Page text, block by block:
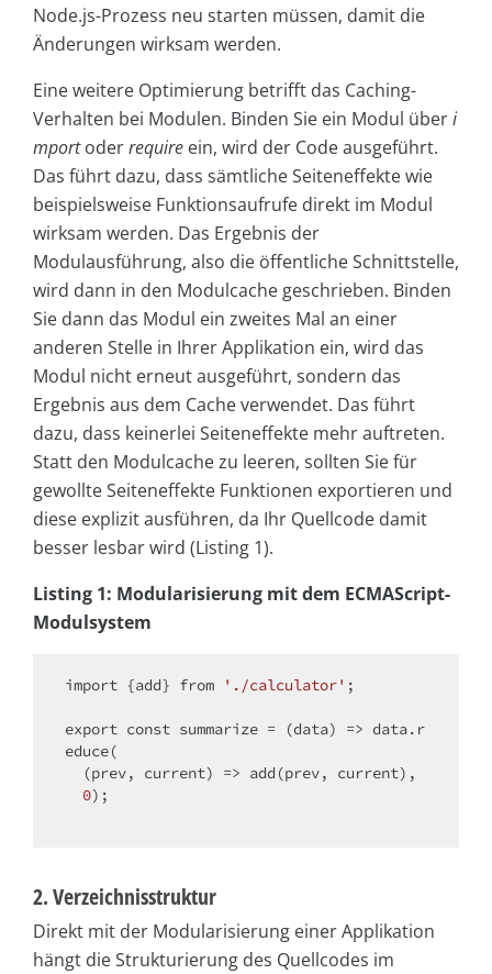
Node.js-Prozess neu starten müssen, damit die
Änderungen wirksam werden.
Eine weitere Optimierung betrifft das Caching-
Verhalten bei Modulen. Binden Sie ein Modul überi
mportoderrequire ein, wird der Code ausgeführt.
Das führt dazu, dass sämtliche Seiteneffekte wie
beispielsweise Funktionsaufrufe direkt im Modul
wirksam werden. Das Ergebnis der
Modulausführung, also die öffentliche Schnittstelle,
wird dann in den Modulcache geschrieben. Binden
Sie dann das Modul ein zweites Mal an einer
anderen Stelle in Ihrer Applikation ein, wird das
Modul nicht erneut ausgeführt, sondern das
Ergebnis aus dem Cache verwendet. Das führt
dazu, dass keinerlei Seiteneffekte mehr auftreten.
Statt den Modulcache zu leeren, sollten Sie für
gewollte Seiteneffekte Funktionen exportieren und
diese explizit ausführen, da Ihr Quellcode damit
besser lesbar wird (Listing 1).
Listing 1: Modularisierung mit dem ECMAScript-
Modulsystem
import {add} from './calculator' ;
export const summarize = (data) => data.r
educe(
(prev, current) => add(prev, current),
0);
2. Verzeichnisstruktur
Direkt mit der Modularisierung einer Applikation
hängt die Strukturierung des Quellcodes im